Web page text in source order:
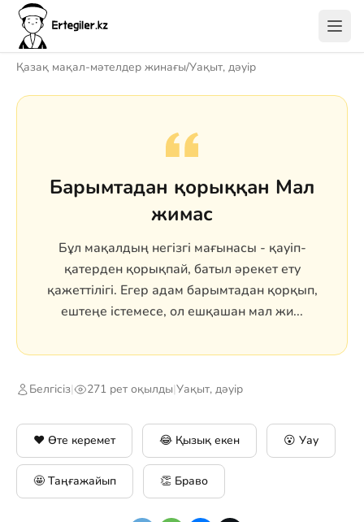
Қазақ мақал-мәтелдер жинағы/Уақыт, дәуір
Барымтадан қорыққан Мал
жимас
Бұл мақалдың негізгі мағынасы - қауіп-
қатерден қорықпай, батыл әрекет ету
қажеттілігі. Егер адам барымтадан қорқып,
ештеңе істемесе, ол ешқашан мал жи...
Белгісіз| 271 рет оқылды|Уақыт, дәуір
❤️ Өте керемет 😂 Қызық екен 😮 Уау
🤩 Таңғажайып 👏 Браво